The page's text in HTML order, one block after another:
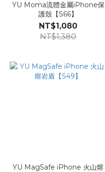
YU Moma流體金屬iPhone保
護殼【S66】
NT$1,080
NT$1,380
YU MagSafe iPhone 火山熔